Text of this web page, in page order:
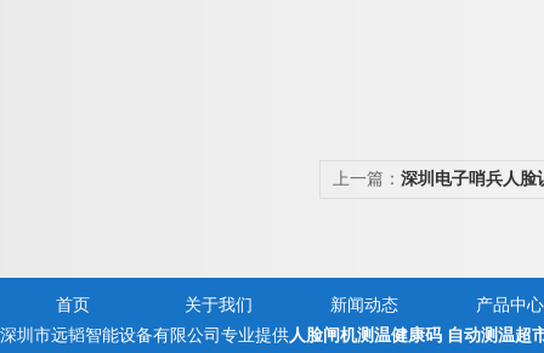
上一篇： 深圳电子哨兵人脸
首页 关于我们 新闻动态
产品中心
深圳市远韬智能设备有限公司专业提供人脸闸机测温健康码 自动测温超